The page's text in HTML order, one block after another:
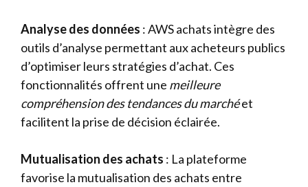
Analyse des données : AWS achats intègre des
outils d’analyse permettant aux acheteurs publics
d’optimiser leurs stratégies d’achat. Ces
fonctionnalités offrent une meilleure
compréhension des tendances du marchéet
facilitent la prise de décision éclairée.
Mutualisation des achats : La plateforme
favorise la mutualisation des achats entre